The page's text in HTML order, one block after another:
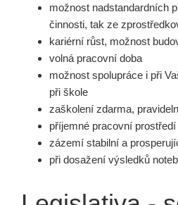
možnost nadstandardních
činnosti, tak ze
kariérní růst, možnost
volná pracovní doba
možnost spolupráce i při
při škole
zaškolení zdarma,
příjemné pracovní
zázemí stabilní a
při dosažení výsledků